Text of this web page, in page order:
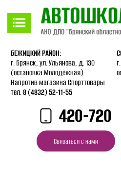
Версия для слабовидящих
БЕЖИЦКИЙ РАЙОН:
г. Брянск, ул. Ульянова, д. 130
(остановка Молодёжная)
Напротив магазина Спорттовары
тел.8 (4832) 52-11-55
420-720
Связаться с нами